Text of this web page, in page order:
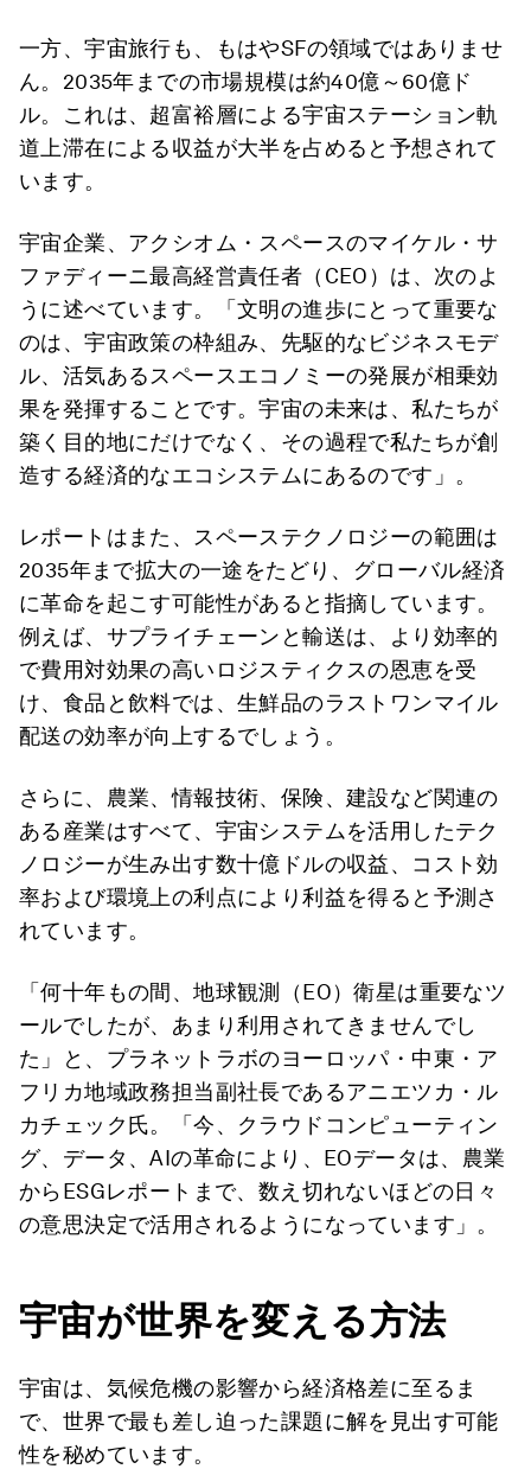
一方、宇宙旅行も、もはやSFの領域ではありませ
ん。2035年までの市場規模は約40億～60億ド
ル。これは、超富裕層による宇宙ステーション軌
道上滞在による収益が大半を占めると予想されて
います。
宇宙企業、アクシオム・スペースのマイケル・サ
ファディーニ最高経営責任者（CEO）は、次のよ
うに述べています。「文明の進歩にとって重要な
のは、宇宙政策の枠組み、先駆的なビジネスモデ
ル、活気あるスペースエコノミーの発展が相乗効
果を発揮することです。宇宙の未来は、私たちが
築く目的地にだけでなく、その過程で私たちが創
造する経済的なエコシステムにあるのです」。
レポートはまた、スペーステクノロジーの範囲は
2035年まで拡大の一途をたどり、グローバル経済
に革命を起こす可能性があると指摘しています。
例えば、サプライチェーンと輸送は、より効率的
で費用対効果の高いロジスティクスの恩恵を受
け、食品と飲料では、生鮮品のラストワンマイル
配送の効率が向上するでしょう。
さらに、農業、情報技術、保険、建設など関連の
ある産業はすべて、宇宙システムを活用したテク
ノロジーが生み出す数十億ドルの収益、コスト効
率および環境上の利点により利益を得ると予測さ
れています。
「何十年もの間、地球観測（EO）衛星は重要なツ
ールでしたが、あまり利用されてきませんでし
た」と、プラネットラボのヨーロッパ・中東・ア
フリカ地域政務担当副社長であるアニエツカ・ル
カチェック氏。「今、クラウドコンピューティン
グ、データ、AIの革命により、EOデータは、農業
からESGレポートまで、数え切れないほどの日々
の意思決定で活用されるようになっています」。
宇宙が世界を変える方法
宇宙は、気候危機の影響から経済格差に至るま
で、世界で最も差し迫った課題に解を見出す可能
性を秘めています。